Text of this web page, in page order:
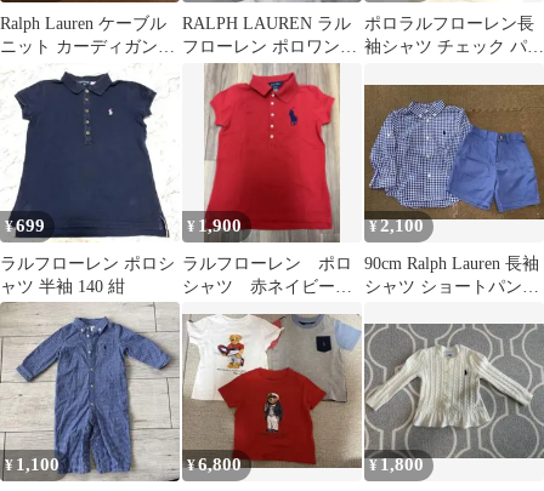
Ralph Lauren ケーブル
ニット カーディガン
12M
RALPH LAUREN ラル
フローレン ポロワンピ
ース 150 パープル
ポロラルフローレン長
袖シャツ チェック パッ
ド ネイビー
¥699
ラルフローレン ポロシ
ャツ 半袖 140 紺
¥ 1,900
ラルフローレン ポロ
シャツ 赤ネイビー
¥2,100
90cm Ralph Lauren 長袖
シャツ ショートパンツ
¥ 1,100 ¥6,800 ¥1,800